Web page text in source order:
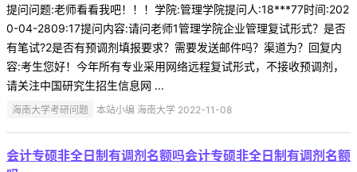
提问问题:老师看看我吧！！！学院:管理学院提问人:18***77时间:202
0-04-2809:17提问内容:请问老师1管理学院企业管理复试形式？是否
有笔试?2是否有预调剂填报要求？需要发送邮件吗？渠道为？回复内
容:考生您好！今年所有专业采用网络远程复试形式，不接收预调剂，
请关注中国研究生招生信息网 ...
海南大学考研问题 本站小编 海南大学 2022-11-08
会计专硕非全日制有调剂名额吗会计专硕非全日制有调剂名额